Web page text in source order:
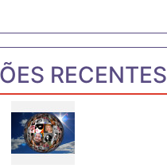
RECENTES